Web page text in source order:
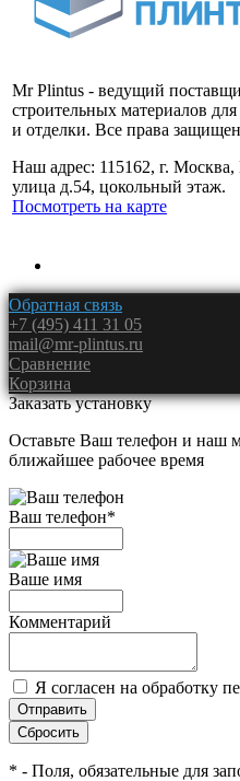
Mr Plintus - ведущий
строительных материалов
и отделки. Все права
Наш адрес: 115162, г.
улица д.54, цокольный этаж.
Посмотреть на карте
Обратная связь
+7 (495) 411 31 05
mail@mr-plintus.ru
Сравнение
Корзина
Заказать установку
Оставьте Ваш телефон и наш
ближайшее рабочее время
Ваш телефон*
Ваше имя
Комментарий
Я согласен на обработку
* - Поля, обязательные для